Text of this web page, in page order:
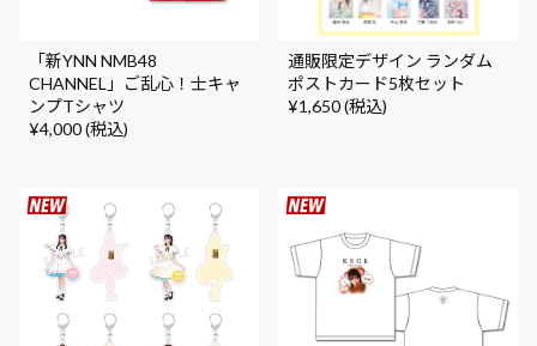
「新YNN NMB48
CHANNEL」ご乱心！士キャ
ンプTシャツ
¥4,000 (税込)
通販限定デザイン ランダム
ポストカード5枚セット
¥1,650 (税込)